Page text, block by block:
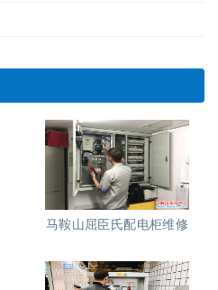
马鞍山屈臣氏配电柜维修